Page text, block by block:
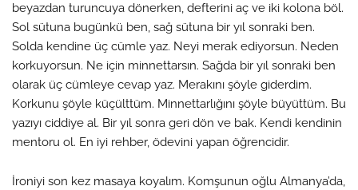
beyazdan turuncuya dönerken, defterini aç ve iki kolona böl.
Sol sütuna bugünkü ben, sağ sütuna bir yıl sonraki ben.
Solda kendine üç cümle yaz. Neyi merak ediyorsun. Neden
korkuyorsun. Ne için minnettarsın. Sağda bir yıl sonraki ben
olarak üç cümleye cevap yaz. Merakını şöyle giderdim.
Korkunu şöyle küçülttüm. Minnettarlığını şöyle büyüttüm. Bu
yazıyı ciddiye al. Bir yıl sonra geri dön ve bak. Kendi kendinin
mentoru ol. En iyi rehber, ödevini yapan öğrencidir.
İroniyi son kez masaya koyalım. Komşunun oğlu Almanya’da,